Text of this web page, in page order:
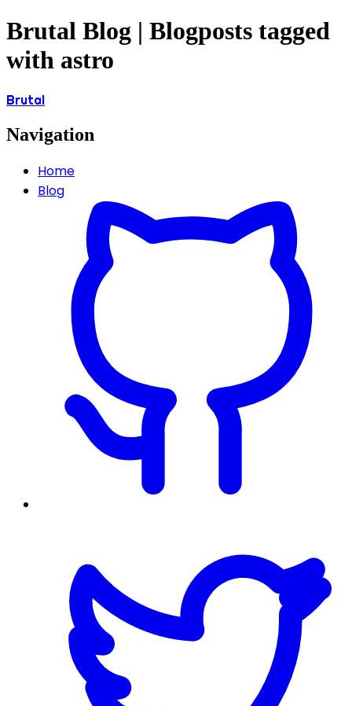
Brutal Blog | Blogposts tagged
with astro
Brutal
Navigation
Home
Blog